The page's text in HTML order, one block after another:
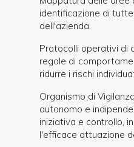
identificazione di
dell'azienda.
Protocolli operativi di
regole di
ridurre i rischi
Organismo di
autonomo e
iniziativa e controllo,
l'efficace attuazione